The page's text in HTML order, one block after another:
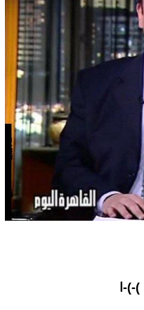
)-ا